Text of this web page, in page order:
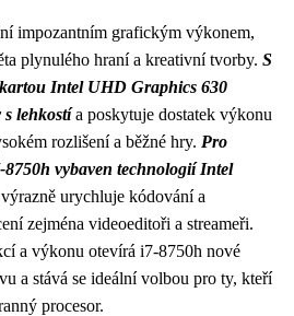
impozantním grafickým výkonem,
plynulého hraní a kreativní tvorby. S
Intel UHD Graphics 630
s lehkostía poskytuje dostatek výkonu
rozlišení a běžné hry. Pro
vybaven technologií Intel
urychluje kódování a
zejména videoeditoři a streameři.
a výkonu otevírá i7-8750h nové
a stává se ideální volbou pro ty, kteří
procesor.